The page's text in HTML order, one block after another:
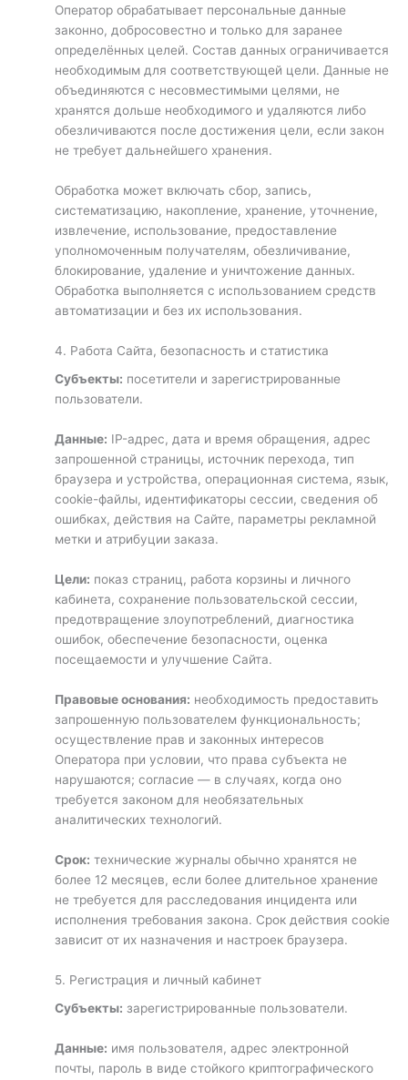
Оператор обрабатывает персональные данные
законно, добросовестно и только для заранее
определённых целей. Состав данных ограничивается
необходимым для соответствующей цели. Данные не
объединяются с несовместимыми целями, не
хранятся дольше необходимого и удаляются либо
обезличиваются после достижения цели, если закон
не требует дальнейшего хранения.
Обработка может включать сбор, запись,
систематизацию, накопление, хранение, уточнение,
извлечение, использование, предоставление
уполномоченным получателям, обезличивание,
блокирование, удаление и уничтожение данных.
Обработка выполняется с использованием средств
автоматизации и без их использования.
4. Работа Сайта, безопасность и статистика
Субъекты: посетители и зарегистрированные
пользователи.
Данные: IP-адрес, дата и время обращения, адрес
запрошенной страницы, источник перехода, тип
браузера и устройства, операционная система, язык,
cookie-файлы, идентификаторы сессии, сведения об
ошибках, действия на Сайте, параметры рекламной
метки и атрибуции заказа.
Цели: показ страниц, работа корзины и личного
кабинета, сохранение пользовательской сессии,
предотвращение злоупотреблений, диагностика
ошибок, обеспечение безопасности, оценка
посещаемости и улучшение Сайта.
Правовые основания: необходимость предоставить
запрошенную пользователем функциональность;
осуществление прав и законных интересов
Оператора при условии, что права субъекта не
нарушаются; согласие — в случаях, когда оно
требуется законом для необязательных
аналитических технологий.
Срок: технические журналы обычно хранятся не
более 12 месяцев, если более длительное хранение
не требуется для расследования инцидента или
исполнения требования закона. Срок действия cookie
зависит от их назначения и настроек браузера.
5. Регистрация и личный кабинет
Субъекты: зарегистрированные пользователи.
Данные: имя пользователя, адрес электронной
почты, пароль в виде стойкого криптографического